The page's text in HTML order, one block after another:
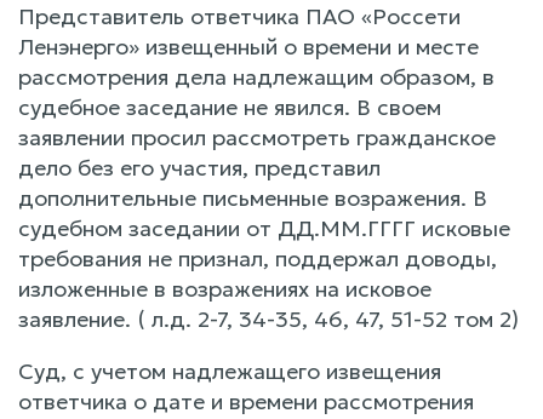
Представитель ответчика ПАО «Россети
Ленэнерго» извещенный о времени и месте
рассмотрения дела надлежащим образом, в
судебное заседание не явился. В своем
заявлении просил рассмотреть гражданское
дело без его участия, представил
дополнительные письменные возражения. В
судебном заседании от ДД.ММ.ГГГГ исковые
требования не признал, поддержал доводы,
изложенные в возражениях на исковое
заявление. ( л.д. 2-7, 34-35, 46, 47, 51-52 том 2)
Суд, с учетом надлежащего извещения
ответчика о дате и времени рассмотрения